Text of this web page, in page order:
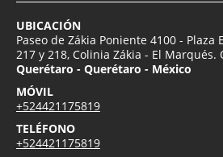
UBICACIÓN
Paseo de Zákia Poniente 4100 - Plaza
217 y 218, Colinia Zákia - El Marqués.
Querétaro - Querétaro - México
MÓVIL
+524421175819
TELÉFONO
+524421175819